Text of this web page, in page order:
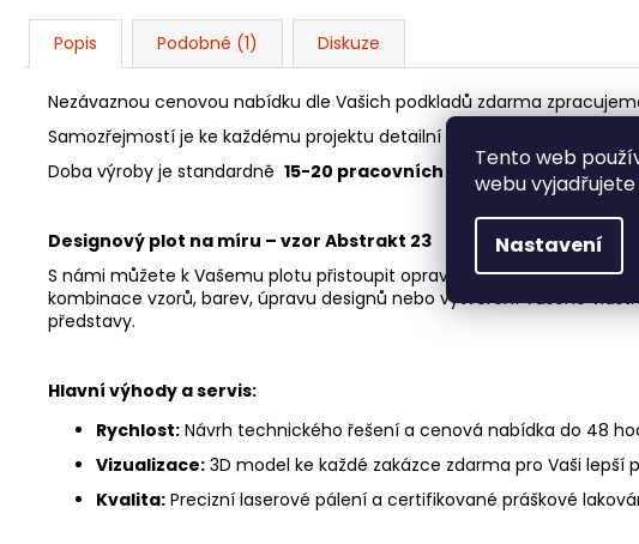
Tento web
webu
Nastavení
Popis Podobné (1) Diskuze
Nezávaznou cenovou nabídku dle Vašich podkladů zdarma
Samozřejmostí je ke každému projektu detailní
Doba výroby je standardně 15-20 pracovních dnů
Designový plot na míru – vzor Abstrakt 23
S námi můžete k Vašemu plotu přistoupit opravdu tvůrčím způsobem.
kombinace vzorů, barev, úpravu designů nebo vytvoření Vašeho
představy.
Hlavní výhody a servis:
Rychlost: Návrh technického řešení a cenová nabídka do 48
Vizualizace: 3D model ke každé zakázce zdarma pro Vaši lepší
Kvalita: Precizní laserové pálení a certifikované práškové